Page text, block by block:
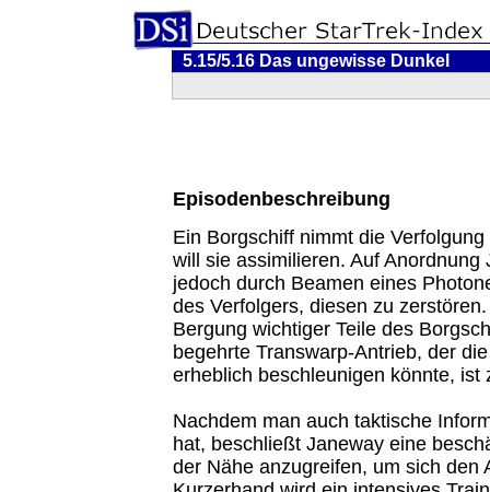
5.15/5.16 Das ungewisse Dunkel
Episodenbeschreibung
Ein Borgschiff nimmt die
will sie assimilieren. Auf Anordnung
jedoch durch Beamen eines
des Verfolgers, diesen zu
Bergung wichtiger Teile des
begehrte Transwarp-Antrieb, der
erheblich beschleunigen könnte, ist
Nachdem man auch taktische
hat, beschließt Janeway eine
der Nähe anzugreifen, um sich den